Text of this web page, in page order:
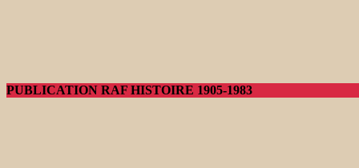
PUBLICATION RAF HISTOIRE 1905-1983